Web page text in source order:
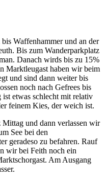
Waffenhammer und an der
Bis zum Wanderparkplatz
Danach wirds bis zu 15%
Marktleugast haben wir beim
und sind dann weiter bis
noch nach Gefrees bis
etwas schlecht mit relativ
feinem Kies, der weich ist.
und dann verlassen wir
See bei den
geradeso zu befahren. Rauf
wir bei Feith noch ein
Am Ausgang